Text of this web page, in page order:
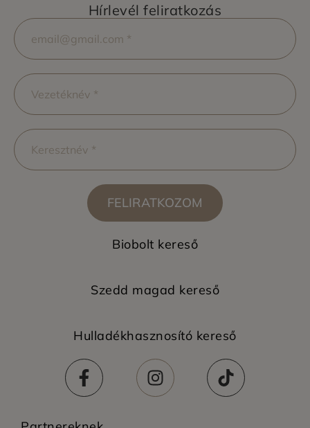
Hírlevél feliratkozás
FELIRATKOZOM
Biobolt kereső
Szedd magad kereső
Hulladékhasznosító kereső